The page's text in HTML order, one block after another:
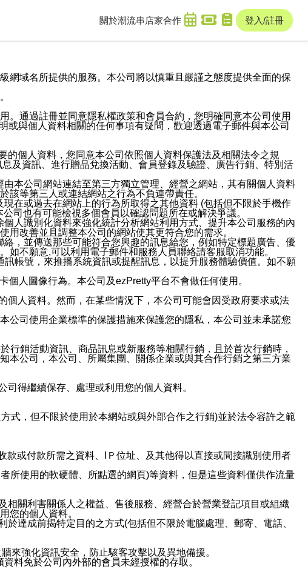
關於潮流串 店家合作 登入/註冊
網域名所提供的服務。本公司將以慎重且嚴謹之態度提供全面的保
。通過註冊並同意隱私權政策和會員合約，您明確同意本公司使用
與個人資料相關的任何事項有疑問，歡迎透過電子郵件與本公司
個人資料，您同意本公司依照個人資料保護法及相關法令之規
及資訊、進行贈品兌換活動、會員登錄及驗證、廣告行銷、特別活
本公司網站連結至第三方獨立管理、經營之網站，其有關個人資料
等第三人或連結網站之行為不負連帶責任。
在或過去在網站上的行為所取得之其他資料 (包括但不限於手機作
司也有可能檢視多個會員以確認問題所在或解決爭議。
人識別化資料來強化統計分析網站利用方式、提升本公司服務的內
改善並且調整本公司的網站使其更符合您的需求。
，並傳送那些可能符合您興趣的訊息給您，例如特定標題廣告、優
不願意,可以利用電子郵件和服務人員聯絡請客服取消功能。
帳號，來推播系統資訊或提醒訊息，以提升服務體驗價值。如不願
人圖像行為。本公司及ezPretty平台不會做任何使用。
人資料。然而，在某些情況下，本公司可能會因受政府要求或法
公司使用企業標準的保護措施來保護您的隱私，本公司並未承諾您
銷活動資訊、商品訊息或新服務等相關行銷，且於首次行銷時，
本公司，本公司、所屬集團、關係企業或與其合作行銷之第三方業
得繼續保存、處理或利用您的個人資料。
式，但不限於使用於本網站或與外部合作之行銷)並於法令容許之範
或付款所需之資料、IＰ位址、及其他得以直接或間接識別使用者
所使用的軟硬體、所點選的網頁)等資料，但是這些資料僅供作流量
關利害關係人之權益、售後服務、經營合於營業登記項目或組織
您的個人資料。
達成前揭特定目的之方式(包括但不限於電腦處理、郵寄、電話、
來強化資訊安全，防止駭客攻擊以及異地備援。
料免於公司內外部的會員未經授權的存取。